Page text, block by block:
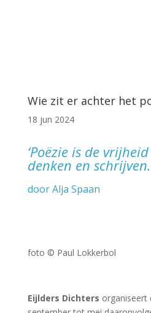
Wie zit er achter het
18 jun 2024
‘Poëzie is de
denken en
door Alja Spaan
foto © Paul Lokkerbol
Eijlders Dichters organiseert